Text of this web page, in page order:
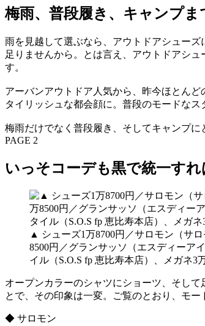
梅雨、普段履き、キャンプま
雨を見越して選ぶなら、アウトドアシュー
足りませんから。とは言え、アウトドアシ
す。
アーバンアウトドア人気から、昨今ほとん
タイリッシュな都会顔に。普段のモードな
梅雨だけでなく普段履き、そしてキャンプ
PAGE 2
いっそコーデも黒で統一す
▲ シューズ1万8700円／サロモン（サ
8500円／グランサッソ（エスディーア
イル（S.O.S fp 恵比寿本店）、メガネ3
オープンカラーのシャツにショーツ、そし
とで、その印象は一変。ご覧のとおり、モ
◆ サロモン